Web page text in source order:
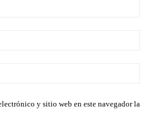
y sitio web en este navegador la